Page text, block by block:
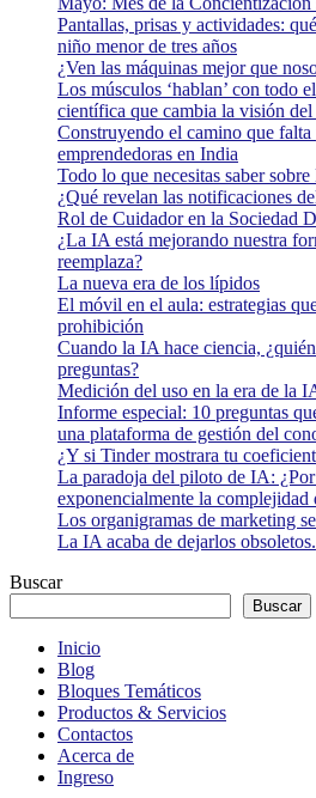
Pantallas, prisas y actividades:
niño menor de tres años
¿Ven las máquinas mejor que
Los músculos ‘hablan’ con todo
científica que cambia la visión
Construyendo el camino que falta
emprendedoras en India
Todo lo que necesitas saber sobre
¿Qué revelan las notificaciones
Rol de Cuidador en la Sociedad
¿La IA está mejorando nuestra
reemplaza?
La nueva era de los lípidos
El móvil en el aula: estrategias
prohibición
Cuando la IA hace ciencia,
preguntas?
Medición del uso en la era de la
Informe especial: 10 preguntas
una plataforma de gestión del
¿Y si Tinder mostrara tu
La paradoja del piloto de IA:
exponencialmente la complejidad
Los organigramas de marketing
La IA acaba de dejarlos obsoletos.
Buscar
Buscar
Inicio
Blog
Bloques Temáticos
Productos & Servicios
Contactos
Acerca de
Ingreso